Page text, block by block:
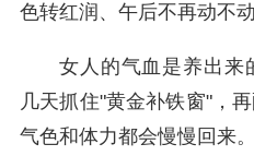
色转红润、午后不再动不动
女人的气血是养出来
几天抓住"黄金补铁窗"，
气色和体力都会慢慢回来。